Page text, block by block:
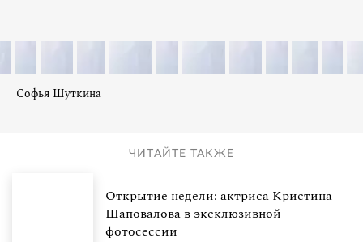
Софья Шуткина
ЧИТАЙТЕ ТАКЖЕ
Открытие недели: актриса Кристина
Шаповалова в эксклюзивной
фотосессии